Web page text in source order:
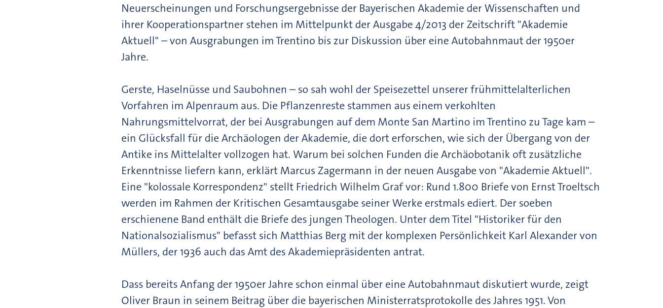
Neuerscheinungen und Forschungsergebnisse der Bayerischen Akademie der Wissenschaften und
ihrer Kooperationspartner stehen im Mittelpunkt der Ausgabe 4/2013 der Zeitschrift "Akademie
Aktuell" – von Ausgrabungen im Trentino bis zur Diskussion über eine Autobahnmaut der 1950er
Jahre.
Gerste, Haselnüsse und Saubohnen – so sah wohl der Speisezettel unserer frühmittelalterlichen
Vorfahren im Alpenraum aus. Die Pflanzenreste stammen aus einem verkohlten
Nahrungsmittelvorrat, der bei Ausgrabungen auf dem Monte San Martino im Trentino zu Tage kam –
ein Glücksfall für die Archäologen der Akademie, die dort erforschen, wie sich der Übergang von der
Antike ins Mittelalter vollzogen hat. Warum bei solchen Funden die Archäobotanik oft zusätzliche
Erkenntnisse liefern kann, erklärt Marcus Zagermann in der neuen Ausgabe von "Akademie Aktuell".
Eine "kolossale Korrespondenz" stellt Friedrich Wilhelm Graf vor: Rund 1.800 Briefe von Ernst Troeltsch
werden im Rahmen der Kritischen Gesamtausgabe seiner Werke erstmals ediert. Der soeben
erschienene Band enthält die Briefe des jungen Theologen. Unter dem Titel "Historiker für den
Nationalsozialismus" befasst sich Matthias Berg mit der komplexen Persönlichkeit Karl Alexander von
Müllers, der 1936 auch das Amt des Akademiepräsidenten antrat.
Dass bereits Anfang der 1950er Jahre schon einmal über eine Autobahnmaut diskutiert wurde, zeigt
Oliver Braun in seinem Beitrag über die bayerischen Ministerratsprotokolle des Jahres 1951. Von